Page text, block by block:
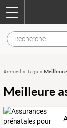
Accueil » Tags »
Meilleure